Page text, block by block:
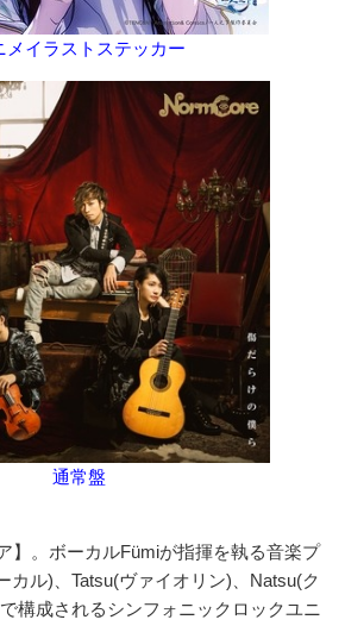
メイラストステッカー
通常盤
】。ボーカルFümiが指揮を執る音楽プ
カル)、Tatsu(ヴァイオリン)、Natsu(ク
構成されるシンフォニックロックユニ